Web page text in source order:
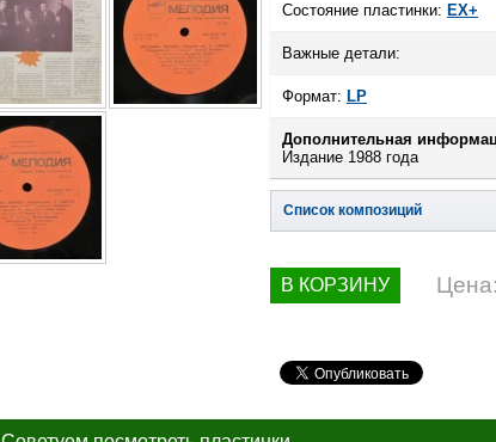
Состояние пластинки: EX+
Важные детали:
Формат: LP
Дополнительная
Издание 1988 года
Список композиций
В КОРЗИНУ Цена: